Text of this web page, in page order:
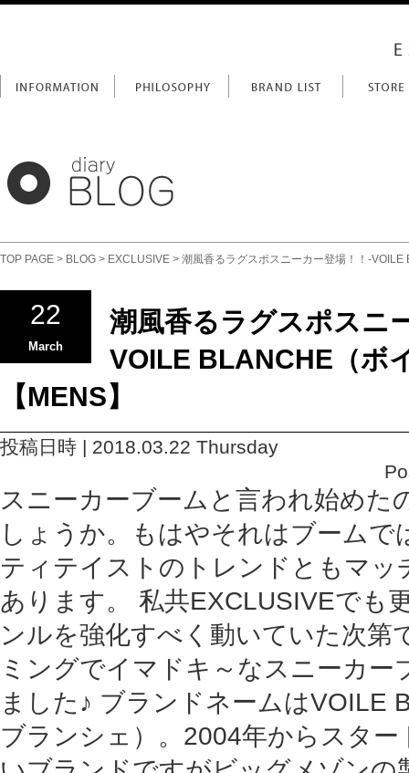
TOP PAGE > BLOG > EXCLUSIVE > 潮風香るラグスポスニーカー登場！！-
22
March
潮風香るラグスポスニ
VOILE BLANCHE（ボ
【MENS】
投稿日時 | 2018.03.22 Thursday
スニーカーブームと言われ始めた
しょうか。もはやそれはブームで
ティテイストのトレンドともマッ
あります。 私共EXCLUSIVEでも
ンルを強化すべく動いていた次第
ミングでイマドキ～なスニーカー
ました♪ ブランドネームはVOILE
ブランシェ）。2004年からスタ